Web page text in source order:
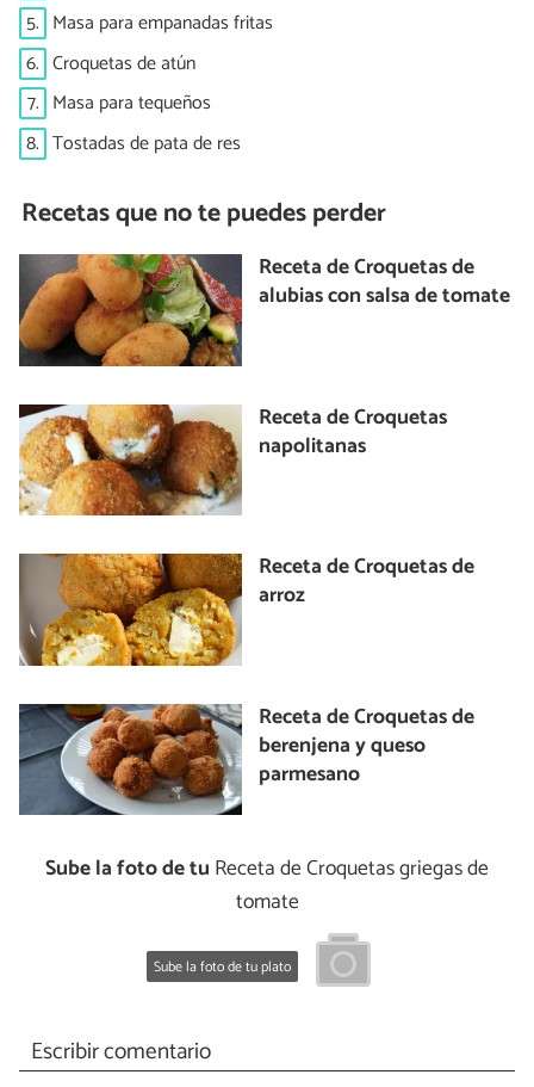
5. Masa para empanadas fritas
6. Croquetas de atún
7. Masa para tequeños
8. Tostadas de pata de res
Recetas que no te puedes perder
Receta de Croquetas de
alubias con salsa de tomate
Receta de Croquetas
napolitanas
Receta de Croquetas de
arroz
Receta de Croquetas de
berenjena y queso
parmesano
Sube la foto de tu Receta de Croquetas griegas de
tomate
Sube la foto de tu plato
Escribir comentario